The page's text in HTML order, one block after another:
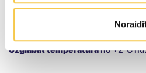
* Sāls saturs ir tikai dabīgā Na
Uzglabāt temperatūrāno +2°C